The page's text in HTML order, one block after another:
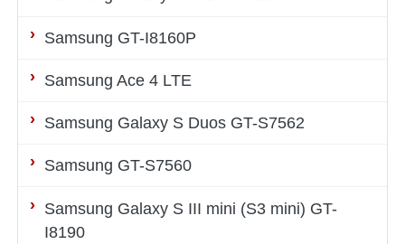
Samsung GT-I8160P
Samsung Ace 4 LTE
Samsung Galaxy S Duos GT-S7562
Samsung GT-S7560
Samsung Galaxy S III mini (S3 mini) GT-
I8190